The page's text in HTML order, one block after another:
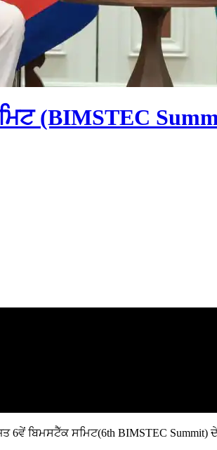
(BIMSTEC
ਬਿਮਸਟੈੱਕ ਸਮਿਟ(6th BIMSTEC Summit)